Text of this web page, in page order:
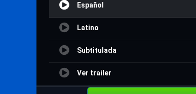
Español
Latino
Subtitulada
Ver trailer